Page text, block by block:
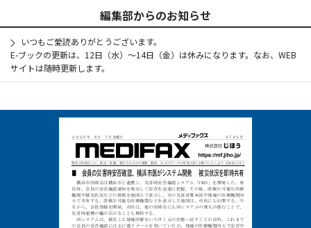
編集部からのお知らせ
いつもご愛読ありがとうございます。
E-ブックの更新は、12日（水）～14日（金）は休みになります。なお、WEB
サイトは随時更新します。